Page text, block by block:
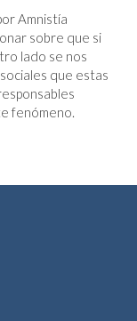
Amnistía
sobre que si
lado se nos
que estas
fenómeno.